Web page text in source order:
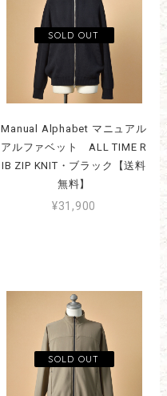
Manual Alphabet マニュアル
アルファベット ALL TIME R
IB ZIP KNIT・ブラック【送料
無料】
¥31,900